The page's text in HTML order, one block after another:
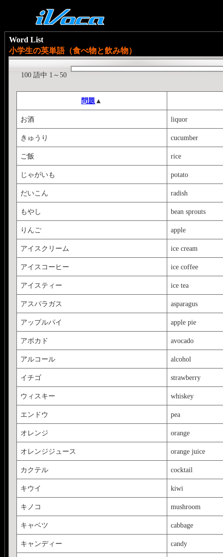
Word List
小学生の英単語（食べ物と飲み物）
100 語中 1～50
問題 ▲
お酒 liquor
きゅうり cucumber
ご飯 rice
じゃがいも potato
だいこん radish
もやし bean sprouts
りんご apple
アイスクリーム ice cream
アイスコーヒー ice coffee
アイスティー ice tea
アスパラガス asparagus
アップルパイ apple pie
アボカド avocado
アルコール alcohol
イチゴ strawberry
ウィスキー whiskey
エンドウ pea
オレンジ orange
オレンジジュース orange juice
カクテル cocktail
キウイ kiwi
キノコ mushroom
キャベツ cabbage
キャンディー candy